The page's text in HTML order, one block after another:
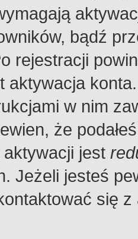
bądź
rejestracji
aktywacja
w nim
że
jest
Jeżeli jesteś
się